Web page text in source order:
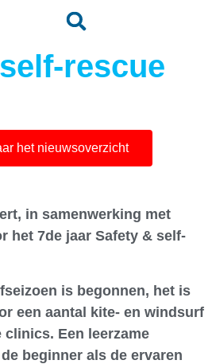
rescue
het nieuwsoverzicht
in samenwerking met
het 7de jaar Safety & self-
is begonnen, het is
een aantal kite- en windsurf
Een leerzame
beginner als de ervaren